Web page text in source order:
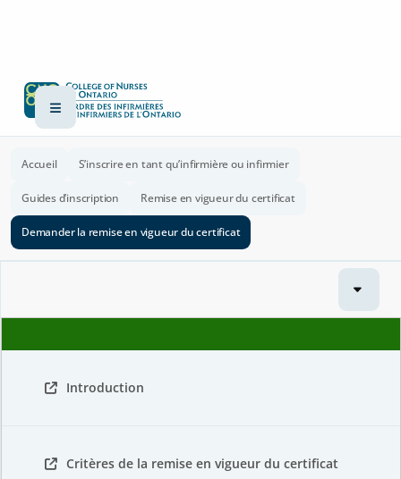
Accueil S’inscrire en tant qu’infirmière ou infirmier
Guides d’inscription Remise en vigueur du certificat
Demander la remise en vigueur du certificat
Introduction
Critères de la remise en vigueur du certificat